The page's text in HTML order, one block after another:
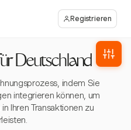
Registrieren
Deutschland
indem Sie
integrieren können, um
Ihren Transaktionen zu